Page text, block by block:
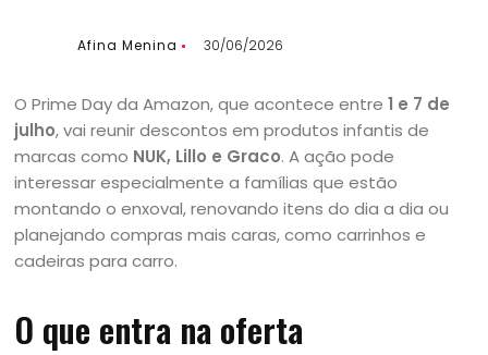
Afina Menina 30/06/2026
O Prime Day da Amazon, que acontece entre1 e 7 de
julho, vai reunir descontos em produtos infantis de
marcas como NUK, Lillo e Graco. A ação pode
interessar especialmente a famílias que estão
montando o enxoval, renovando itens do dia a dia ou
planejando compras mais caras, como carrinhos e
cadeiras para carro.
O que entra na oferta